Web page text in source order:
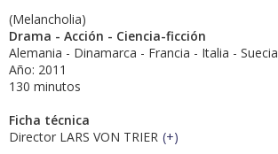
(Melancholia)
Drama - Acción - Ciencia-ficción
Alemania - Dinamarca - Francia - Italia - Suecia
Año: 2011
130 minutos
Ficha técnica
Director LARS VON TRIER (+)